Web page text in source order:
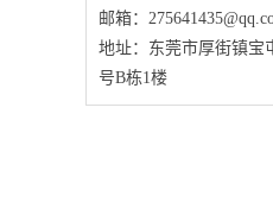
邮箱：
地址：东莞市厚街镇宝
号B栋1楼